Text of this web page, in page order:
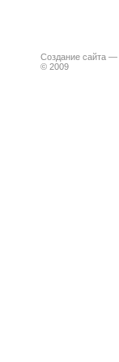
Создание сайта —
© 2009